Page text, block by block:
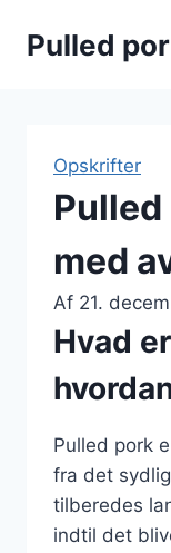
Pulled
Opskrifter
med
Af 21.
Hvad
Pulled pork
fra det
tilberedes
indtil det